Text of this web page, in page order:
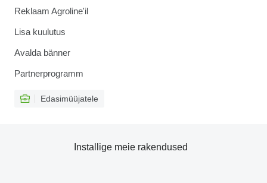
Reklaam Agroline'il
Lisa kuulutus
Avalda bänner
Partnerprogramm
Edasimüüjatele
Installige meie rakendused